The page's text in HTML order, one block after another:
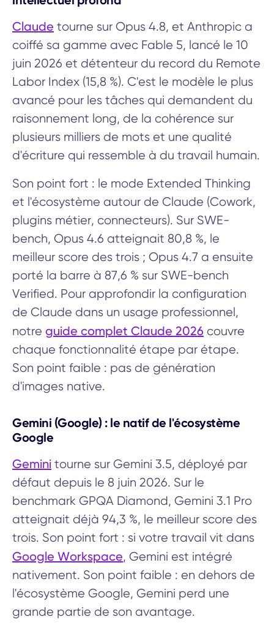
Claude tourne sur Opus 4.8, et Anthropic a
coiffé sa gamme avec Fable 5, lancé le 10
juin 2026 et détenteur du record du Remote
Labor Index (15,8 %). C'est le modèle le plus
avancé pour les tâches qui demandent du
raisonnement long, de la cohérence sur
plusieurs milliers de mots et une qualité
d'écriture qui ressemble à du travail humain.
Son point fort : le mode Extended Thinking
et l'écosystème autour de Claude (Cowork,
plugins métier, connecteurs). Sur SWE-
bench, Opus 4.6 atteignait 80,8 %, le
meilleur score des trois ; Opus 4.7 a ensuite
porté la barre à 87,6 % sur SWE-bench
Verified. Pour approfondir la configuration
de Claude dans un usage professionnel,
notre guide complet Claude 2026 couvre
chaque fonctionnalité étape par étape.
Son point faible : pas de génération
d'images native.
Gemini (Google) : le natif de l'écosystème
Google
Gemini tourne sur Gemini 3.5, déployé par
défaut depuis le 8 juin 2026. Sur le
benchmark GPQA Diamond, Gemini 3.1 Pro
atteignait déjà 94,3 %, le meilleur score des
trois. Son point fort : si votre travail vit dans
Google Workspace, Gemini est intégré
nativement. Son point faible : en dehors de
l'écosystème Google, Gemini perd une
grande partie de son avantage.